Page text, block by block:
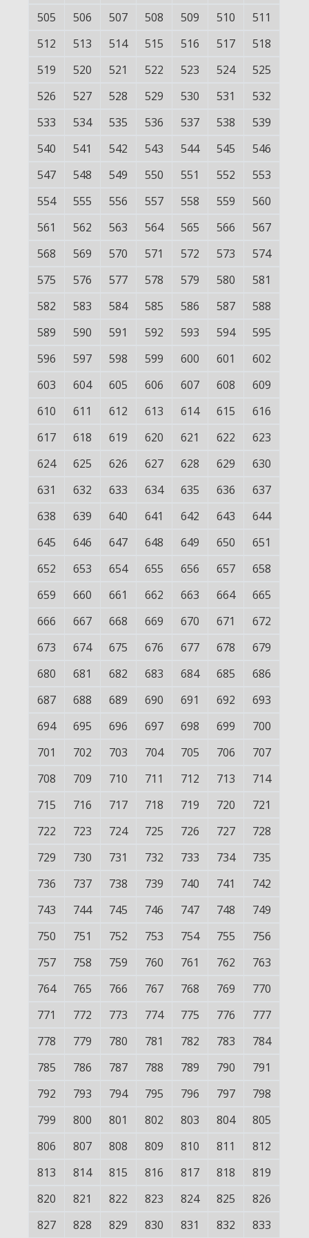
505 506 507 508 509 510
511
512
513 514 515 516 517
518
519
520 521 522 523 524
525
526
527 528 529 530 531
532
533
534 535 536 537 538
539
540
541 542 543 544 545
546
547
548 549 550 551 552
553
554
555 556 557 558 559
560
561
562 563 564 565 566
567
568
569 570 571 572 573
574
575
576 577 578 579 580
581
582
583 584 585 586 587
588
589
590 591 592 593 594
595
596
597 598 599 600 601
602
603
604 605 606 607 608
609
610
611 612 613 614 615
616
617
618 619 620 621 622
623
624
625 626 627 628 629
630
631
632 633 634 635 636
637
638
639 640 641 642 643
644
645
646 647 648 649 650
651
652
653 654 655 656 657
658
659
660 661 662 663 664
665
666
667 668 669 670 671
672
673
674 675 676 677 678
679
680
681 682 683 684 685
686
687
688 689 690 691 692
693
694
695 696 697 698 699
700
701
702 703 704 705 706
707
708
709 710 711 712 713
714
715
716 717 718 719 720
721
722
723 724 725 726 727
728
729
730 731 732 733 734
735
736
737 738 739 740 741
742
743
744 745 746 747 748
749
750
751 752 753 754 755
756
757
758 759 760 761 762
763
764
765 766 767 768 769
770
771
772 773 774 775 776
777
778
779 780 781 782 783
784
785
786 787 788 789 790
791
792
793 794 795 796 797
798
799
800 801 802 803 804
805
806
807 808 809 810 811
812
813
814 815 816 817 818
819
820
821 822 823 824 825
826
827
828 829 830 831 832 833